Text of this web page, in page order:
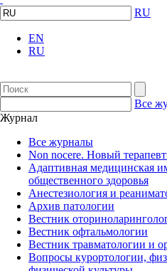
RU
EN
RU
Все
Журнал
Все журналы
Non nocere. Новый
Адаптивная медицинская
общественного здоровья
Анестезиология и
Архив патологии
Вестник
Вестник офтальмологии
Вестник травматологии и
Вопросы курортологии,